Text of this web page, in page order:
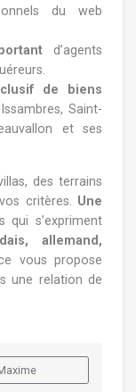
du web
d’agents
de biens
Saint-
et ses
des terrains
critères. Une
qui s’expriment
allemand,
vous propose
une relation de